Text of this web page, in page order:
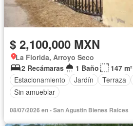
$ 2,100,000 MXN
La Florida, Arroyo Seco
2 Recámaras
1 Baño
147 m²
Estacionamiento
Jardín Terraza
Sin amueblar
08/07/2026 en - San Agustin Bienes Raices